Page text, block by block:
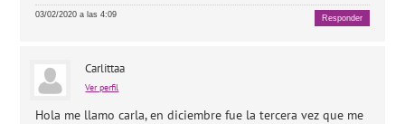
03/02/2020 a las 4:09 Responder
Carlittaa
Ver perfil
Hola me llamo carla, en diciembre fue la tercera vez que me